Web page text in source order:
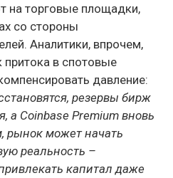
на торговые площадки,
со стороны
Аналитики, впрочем,
притока в спотовые
давление:
резервы бирж
а Coinbase Premium вновь
рынок может начать
реальность –
капитал даже